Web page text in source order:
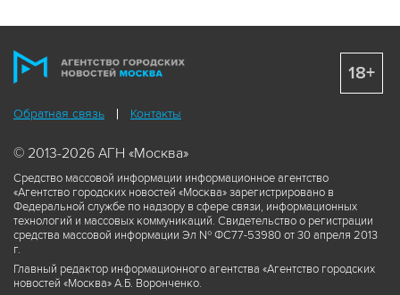
Обратная связь Контакты
© 2013-2026 АГН «Москва»
Средство массовой информации информационное агентство
«Агентство городских новостей «Москва» зарегистрировано в
Федеральной службе по надзору в сфере связи, информационных
технологий и массовых коммуникаций. Свидетельство о регистрации
средства массовой информации Эл № ФС77-53980 от 30 апреля 2013
г.
Главный редактор информационного агентства «Агентство городских
новостей «Москва» А.Б. Воронченко.
18+